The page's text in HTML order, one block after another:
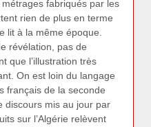
fabriqués par les
rien de plus en terme
lit à la même époque.
révélation, pas de
que l’illustration très
On est loin du langage
français de la seconde
discours mis au jour par
sur l’Algérie relèvent